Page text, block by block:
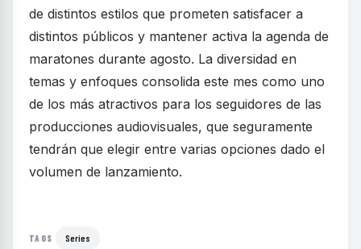
de distintos estilos que prometen satisfacer a
distintos públicos y mantener activa la agenda de
maratones durante agosto. La diversidad en
temas y enfoques consolida este mes como uno
de los más atractivos para los seguidores de las
producciones audiovisuales, que seguramente
tendrán que elegir entre varias opciones dado el
volumen de lanzamiento.
TAGS Series